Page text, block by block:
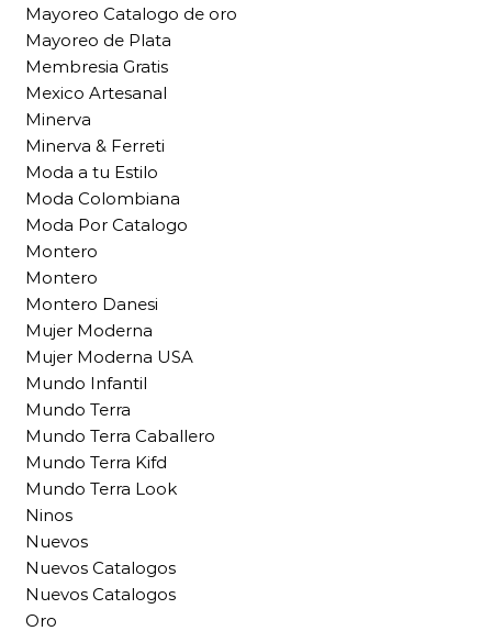
Mayoreo Catalogo de oro
Mayoreo de Plata
Membresia Gratis
Mexico Artesanal
Minerva
Minerva & Ferreti
Moda a tu Estilo
Moda Colombiana
Moda Por Catalogo
Montero
Montero
Montero Danesi
Mujer Moderna
Mujer Moderna USA
Mundo Infantil
Mundo Terra
Mundo Terra Caballero
Mundo Terra Kifd
Mundo Terra Look
Ninos
Nuevos
Nuevos Catalogos
Nuevos Catalogos
Oro